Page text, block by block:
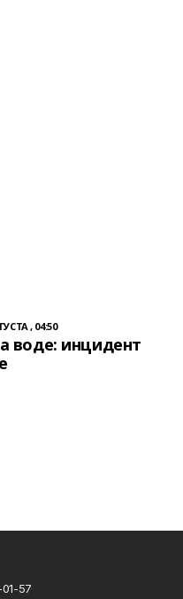
, 04:50
воде: инцидент
57